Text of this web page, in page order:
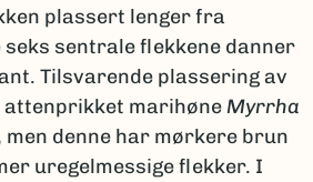
plassert lenger fra
seks sentrale flekkene danner
Tilsvarende plassering av
attenprikket marihøne Myrrha
men denne har mørkere brun
uregelmessige flekker. I